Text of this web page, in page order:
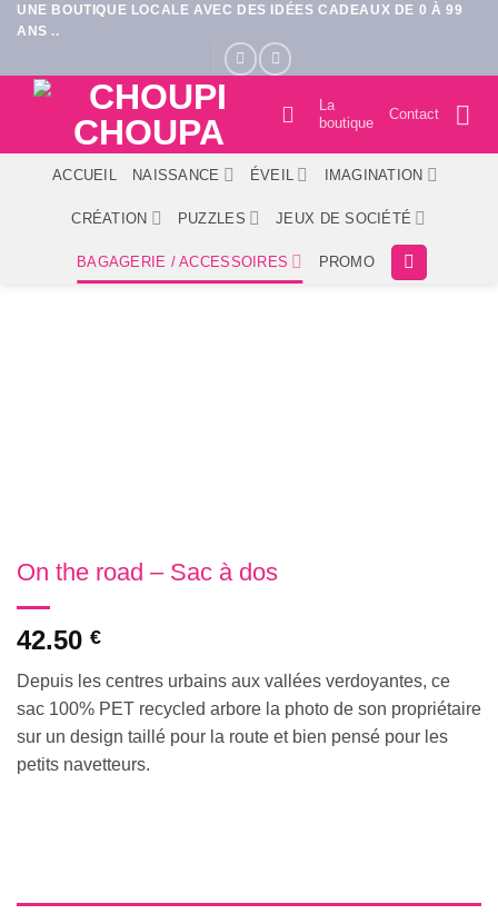
Passer
au
UNE BOUTIQUE LOCALE AVEC DES IDÉES CADEAUX DE 0 À 99
ANS ..
La
boutique
Contact
ACCUEIL NAISSANCE ÉVEIL IMAGINATION
CRÉATION PUZZLES JEUX DE SOCIÉTÉ
BAGAGERIE / ACCESSOIRES PROMO
On the road – Sac à dos
42.50 €
Depuis les centres urbains aux vallées verdoyantes, ce
sac 100% PET recycled arbore la photo de son propriétaire
sur un design taillé pour la route et bien pensé pour les
petits navetteurs.